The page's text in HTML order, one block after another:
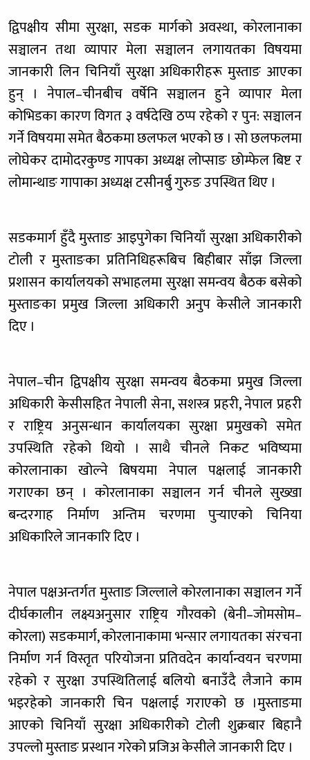
द्विपक्षीय सीमा सुरक्षा, सडक मार्गको अवस्था, कोरलानाका
सञ्चालन तथा व्यापार मेला सञ्चालन लगायतका विषयमा
जानकारी लिन चिनियाँ सुरक्षा अधिकारीहरू मुस्ताङ आएका
हुन् । नेपाल–चीनबीच वर्षेनि सञ्चालन हुने व्यापार मेला
कोभिडका कारण विगत ३ वर्षदेखि ठप्प रहेको र पुन: सञ्चालन
गर्ने विषयमा समेत बैठकमा छलफल भएको छ । सो छलफलमा
लोघेकर दामोदरकुण्ड गापका अध्यक्ष लोप्साङ छोम्फेल बिष्ट र
लोमान्थाङ गापाका अध्यक्ष टसीनर्बु गुरुङ उपस्थित थिए ।
सडकमार्ग हुँदै मुस्ताङ आइपुगेका चिनियाँ सुरक्षा अधिकारीको
टोली र मुस्ताङका प्रतिनिधिहरूबिच बिहीबार साँझ जिल्ला
प्रशासन कार्यालयको सभाहलमा सुरक्षा समन्वय बैठक बसेको
मुस्ताङका प्रमुख जिल्ला अधिकारी अनुप केसीले जानकारी
दिए ।
नेपाल–चीन द्विपक्षीय सुरक्षा समन्वय बैठकमा प्रमुख जिल्ला
अधिकारी केसीसहित नेपाली सेना, सशस्त्र प्रहरी, नेपाल प्रहरी
र राष्ट्रिय अनुसन्धान कार्यालयका सुरक्षा प्रमुखको समेत
उपस्थिति रहेको थियो ।साथै चीनले निकट भविष्यमा
कोरलानाका खोल्ने बिषयमा नेपाल पक्षलाई जानकारी
गराएका छन् । कोरलानाका सञ्चालन गर्न चीनले सुख्खा
बन्दरगाह निर्माण अन्तिम चरणमा पुर्‍याएको चिनिया
अधिकारिले जानकारि दिए ।
नेपाल पक्षअन्तर्गत मुस्ताङ जिल्लाले कोरलानाका सञ्चालन गर्ने
दीर्घकालीन लक्ष्यअनुसार राष्ट्रिय गौरवको (बेनी–जोमसोम–
कोरला) सडकमार्ग, कोरलानाकामा भन्सार लगायतका संरचना
निर्माण गर्न विस्तृत परियोजना प्रतिवदेन कार्यान्वयन चरणमा
रहेको र सुरक्षा उपस्थितिलाई बलियो बनाउँदै लैजाने काम
भइरहेको जानकारी चिन पक्षलाई गराएको छ ।मुस्ताङमा
आएको चिनियाँ सुरक्षा अधिकारीको टोली शुक्रबार बिहानै
उपल्लो मुस्ताङ प्रस्थान गरेको प्रजिअ केसीले जानकारी दिए ।